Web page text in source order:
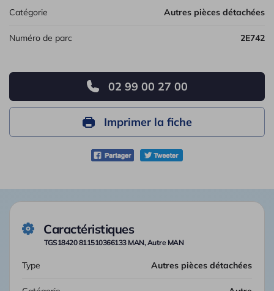
Catégorie Autres pièces détachées
Numéro de parc 2E742
02 99 00 27 00
Imprimer la fiche
Caractéristiques
TGS18420 811510366133 MAN, Autre MAN
Type Autres pièces détachées